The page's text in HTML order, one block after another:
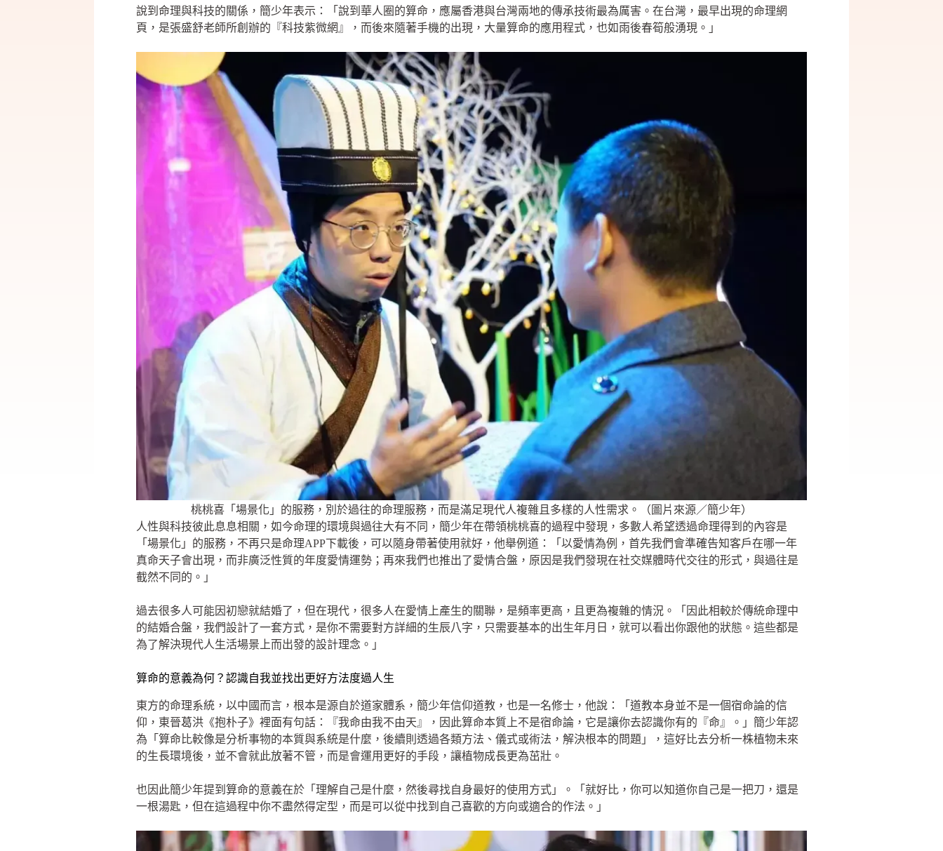
說到命理與科技的關係，簡少年表示：「說到華人圈的算命，應屬香港與台灣兩地的傳承技術最為厲害。在台灣，最早出現的命理網
頁，是張盛舒老師所創辦的『科技紫微網』，而後來隨著手機的出現，大量算命的應用程式，也如雨後春筍般湧現。」
桃桃喜「場景化」的服務，別於過往的命理服務，而是滿足現代人複雜且多樣的人性需求。（圖片來源／簡少年）
人性與科技彼此息息相關，如今命理的環境與過往大有不同，簡少年在帶領桃桃喜的過程中發現，多數人希望透過命理得到的內容是
「場景化」的服務，不再只是命理APP下載後，可以隨身帶著使用就好，他舉例道：「以愛情為例，首先我們會準確告知客戶在哪一年
真命天子會出現，而非廣泛性質的年度愛情運勢；再來我們也推出了愛情合盤，原因是我們發現在社交媒體時代交往的形式，與過往是
截然不同的。」
過去很多人可能因初戀就結婚了，但在現代，很多人在愛情上產生的關聯，是頻率更高，且更為複雜的情況。「因此相較於傳統命理中
的結婚合盤，我們設計了一套方式，是你不需要對方詳細的生辰八字，只需要基本的出生年月日，就可以看出你跟他的狀態。這些都是
為了解決現代人生活場景上而出發的設計理念。」
算命的意義為何？認識自我並找出更好方法度過人生
東方的命理系統，以中國而言，根本是源自於道家體系，簡少年信仰道教，也是一名修士，他說：「道教本身並不是一個宿命論的信
仰，東晉葛洪《抱朴子》裡面有句話：『我命由我不由天』，因此算命本質上不是宿命論，它是讓你去認識你有的『命』。」簡少年認
為「算命比較像是分析事物的本質與系統是什麼，後續則透過各類方法、儀式或術法，解決根本的問題」，這好比去分析一株植物未來
的生長環境後，並不會就此放著不管，而是會運用更好的手段，讓植物成長更為茁壯。
也因此簡少年提到算命的意義在於「理解自己是什麼，然後尋找自身最好的使用方式」。「就好比，你可以知道你自己是一把刀，還是
一根湯匙，但在這過程中你不盡然得定型，而是可以從中找到自己喜歡的方向或適合的作法。」